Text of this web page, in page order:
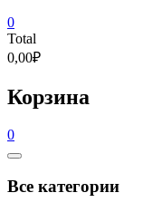
0
Total
0,00₽
Корзина
0
Catalog
Все категории